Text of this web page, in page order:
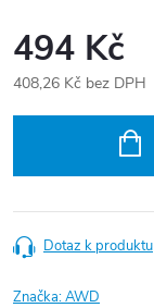
494 Kč
408,26 Kč bez DPH
Dotaz k produktu
Značka:AWD